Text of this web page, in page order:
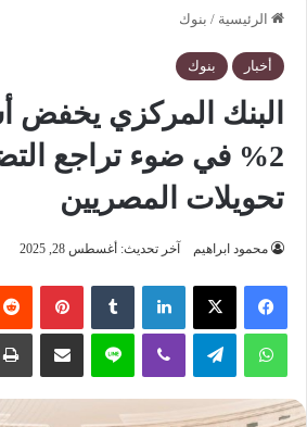
الرئيسية / بنوك
أخبار بنوك
البنك المركزي يخفض
2% في ضوء تراجع
تحويلات المصريين
محمود ابراهيم آخر تحديث: أغسطس 28, 2025
فيسبوك ‫X لينكدإن بينتيريست
واتساب تيلقرام لاين